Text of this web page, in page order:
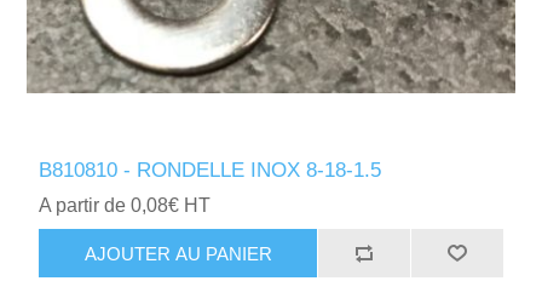
B810810 - RONDELLE INOX 8-18-1.5
A partir de 0,08€ HT
AJOUTER AU PANIER